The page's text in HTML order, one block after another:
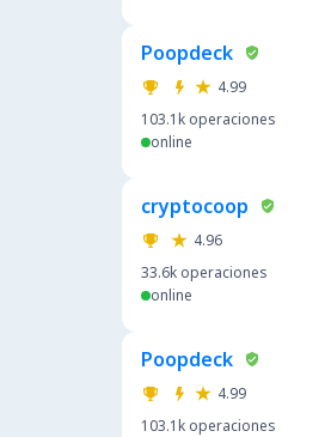
Poopdeck
4.99
103.1k operaciones
online
cryptocoop
4.96
33.6k operaciones
online
Poopdeck
4.99
103.1k operaciones